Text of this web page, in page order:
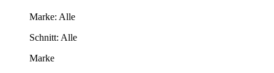
Marke: Alle
Schnitt: Alle
Marke